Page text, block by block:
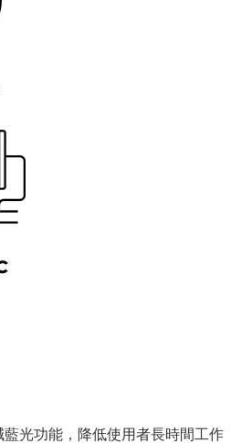
光功能，降低使用者長時間工作